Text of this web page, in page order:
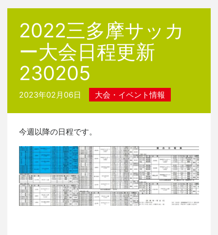
2022三多摩サッカ
ー大会日程更新
230205
2023年02月06日 大会・イベント情報
今週以降の日程です。